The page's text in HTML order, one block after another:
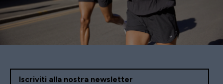
Iscriviti alla nostra newsletter